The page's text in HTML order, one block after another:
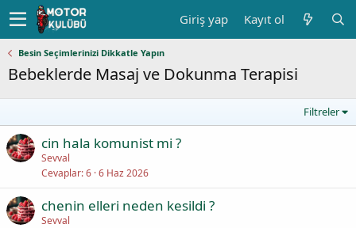
Giriş yap Kayıt ol
Besin Seçimlerinizi Dikkatle Yapın
Bebeklerde Masaj ve Dokunma Terapisi
Filtreler
cin hala komunist mi ?
Sevval
Cevaplar 6 6 Haz 2026
chenin elleri neden kesildi ?
Sevval